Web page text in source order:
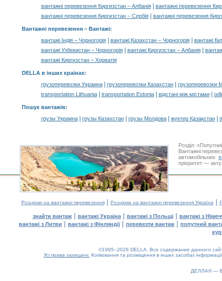
вантажні перевезення Киргизстан – Албанія|
вантажні перевезення
вантажні перевезення Киргизстан – Сербія| вантажні перевезення
Вантажні перевезення – Вантажі:
вантажі Індія – Чорногорія| вантажі Казахстан – Чорногорія|
вантажі
вантажі Узбекистан – Чорногорія| вантажі Киргизстан – Албанія|
вантажі Киргизстан – Хорватія
DELLA в інших країнах:
грузоперевозки Украина| грузоперевозки Казахстан|
грузоперевозки
transportation Lithuania| transportation Estonia| відстані між містами|
Пошук вантажів:
грузы Украина| грузы Казахстан| грузы Молдова| жүктер Қазақстан|
Розділ
Вантажні
автомобільних
пріоритет —
Розцінки на вантажні перевезення| Розцінки на вантажні перевезення Україна |
знайти вантаж| вантажі Україна| вантажі з Польщі| вантажі з
вантажі з Литви | вантажі з Фінляндії| перевезти вантаж | попутний
©1995–2026 DELLA. Все содержание данного
Усі права захищені. Копіювання та розміщення в інших засобах
ДЕЛЛА® —